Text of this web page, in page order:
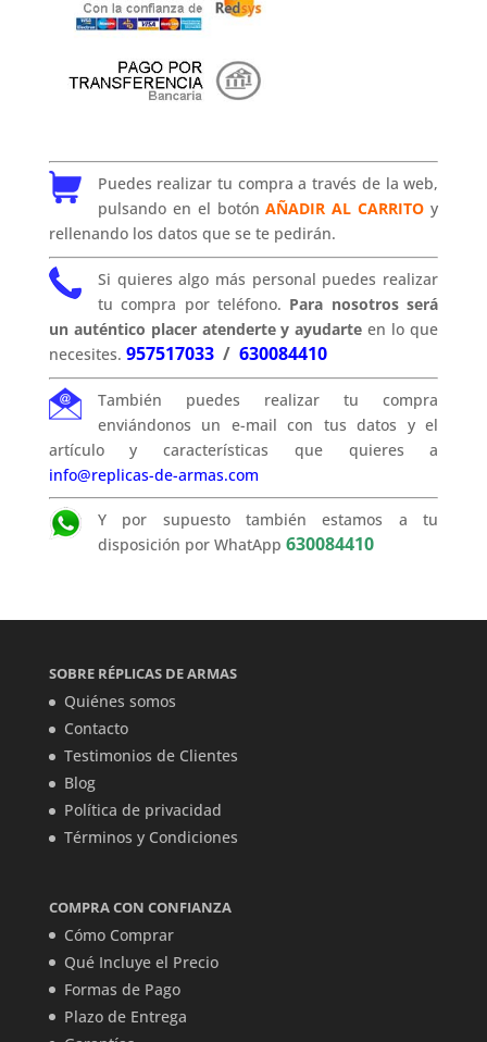
Puedes realizar tu compra a través de la web,
pulsando en el botónAÑADIR AL CARRITO y
rellenando los datos que se te pedirán.
Si quieres algo más personal puedes realizar
tu compra por teléfono. Para nosotros será
un auténtico placer atenderte y ayudarte en lo que
necesites. 957517033/ 630084410
También puedes realizar tu compra
enviándonos un e-mail con tus datos y el
artículo y características que quieres a
info@replicas-de-armas.com
Y por supuesto también estamos a tu
disposición por WhatApp 630084410
SOBRE RÉPLICAS DE ARMAS
Quiénes somos
Contacto
Testimonios de Clientes
Blog
Política de privacidad
Términos y Condiciones
COMPRA CON CONFIANZA
Cómo Comprar
Qué Incluye el Precio
Formas de Pago
Plazo de Entrega